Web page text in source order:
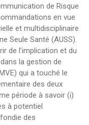
de Risque
en vue
et multidisciplinaire
Seule Santé (AUSS).
de l’implication et du
la gestion de
qui a touché le
des deux
période à savoir (i)
à potentiel
des